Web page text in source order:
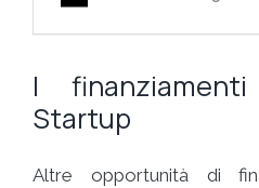
I
Startup
Altre opportunità di